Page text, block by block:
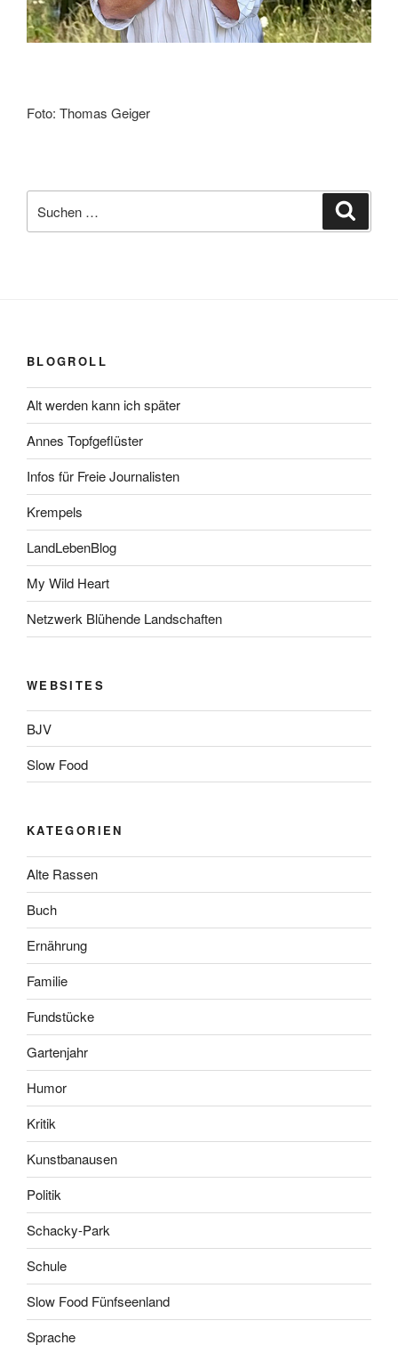
Foto: Thomas Geiger
nach:
BLOGROLL
Alt werden kann ich später
Annes Topfgeflüster
Infos für Freie Journalisten
Krempels
LandLebenBlog
My Wild Heart
Netzwerk Blühende Landschaften
WEBSITES
BJV
Slow Food
KATEGORIEN
Alte Rassen
Buch
Ernährung
Familie
Fundstücke
Gartenjahr
Humor
Kritik
Kunstbanausen
Politik
Schacky-Park
Schule
Slow Food Fünfseenland
Sprache